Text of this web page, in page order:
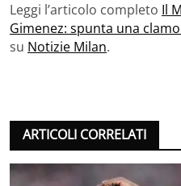
Leggi l’articolo completo Il
Gimenez: spunta una
su Notizie Milan.
ARTICOLI CORRELATI